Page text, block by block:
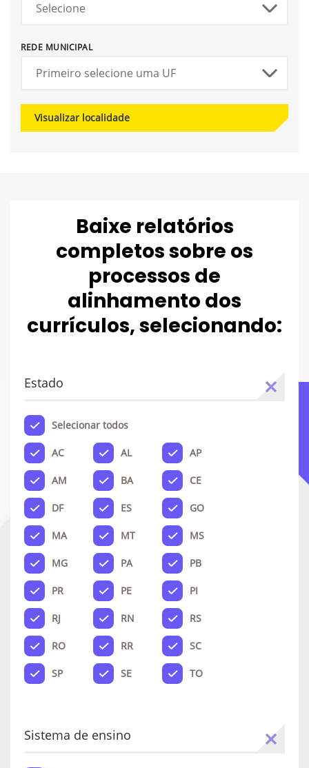
REDE MUNICIPAL
Visualizar localidade
Baixe relatórios
completos sobre os
processos de
alinhamento dos
currículos, selecionando:
Estado
Selecionar todos
AC AL AP
AM BA CE
DF ES GO
MA MT MS
MG PA PB
PR PE PI
RJ RN RS
RO RR SC
SP SE TO
Sistema de ensino